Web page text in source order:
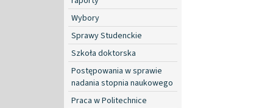
Wybory
Sprawy Studenckie
Szkoła doktorska
Postępowania w sprawie
nadania stopnia naukowego
Praca w Politechnice